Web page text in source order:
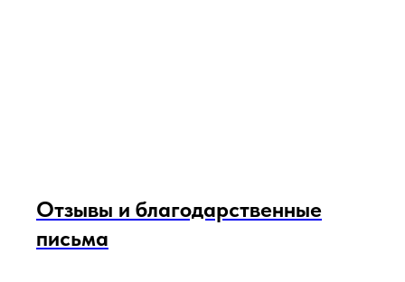
Отзывы и благодарственные
письма